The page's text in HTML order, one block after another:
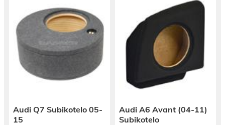
Audi Q7 Subikotelo 05-
15
Audi A6 Avant (04-11)
Subikotelo